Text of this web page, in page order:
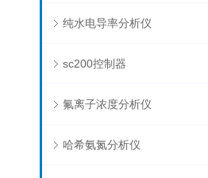
纯水电导率分析仪
sc200控制器
氟离子浓度分析仪
哈希氨氮分析仪